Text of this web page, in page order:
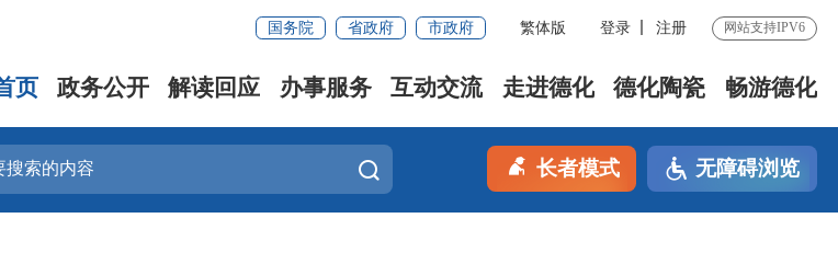
国务院 省政府 市政府 繁体版 登录 注册 网站支持IPV6
页 政务公开 解读回应 办事服务 互动交流 走进德化 德化陶瓷 畅游德化
长者模式 无障碍浏览